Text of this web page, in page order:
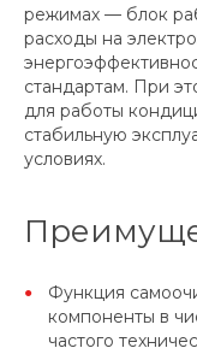
режимах — блок
расходы на
стандартам. При
для работы
стабильную
условиях.
Функция
компоненты в
частого